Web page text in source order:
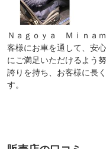
Ｎａｇｏｙａ Ｍｉｎａ
客様にお車を通して、安
にご満足いただけるよう
誇りを持ち、お客様に長
す。